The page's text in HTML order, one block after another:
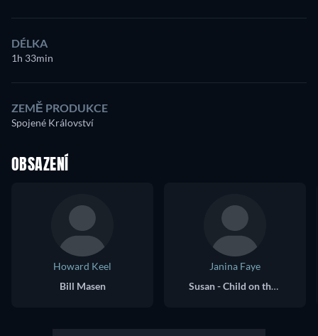
DÉLKA
1h 33min
ZEMĚ PRODUKCE
Spojené Království
OBSAZENÍ
Howard Keel
Bill Masen
Janina Faye
Susan - Child on the Train